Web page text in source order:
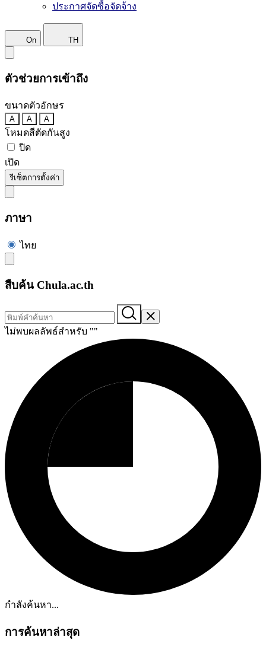
ประกาศจัดซื้อจัดจ้าง
On TH
ตัวช่วยการเข้าถึง
ขนาดตัวอักษร
A A A
โหมดสีตัดกันสูง
ปิด
เปิด
รีเซ็ตการตั้งค่า
ภาษา
ไทย
สืบค้น Chula.ac.th
ไม่พบผลลัพธ์สำหรับ ""
กำลังค้นหา...
การค้นหาล่าสุด